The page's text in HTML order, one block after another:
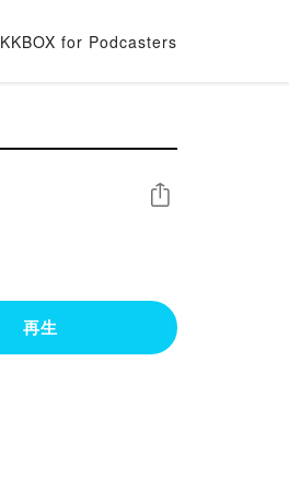
KKBOX for Podcasters
シェア
再生